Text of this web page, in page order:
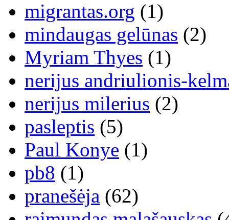
migrantas.org (1)
mindaugas gelūnas (2)
Myriam Thyes (1)
nerijus andriulionis-
nerijus milerius (2)
pasleptis (5)
Paul Konye (1)
pb8 (1)
pranešėja (62)